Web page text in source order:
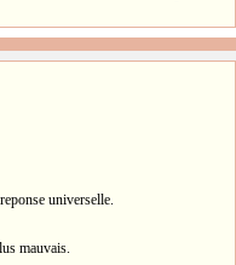
universelle.
mauvais.